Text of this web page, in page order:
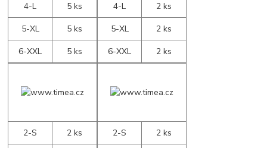
4-L
5 ks
5-XL
5 ks
6-XXL
5 ks
4-L
2 ks
5-XL
2 ks
6-XXL
2 ks
2-S
2 ks
2-S
2 ks